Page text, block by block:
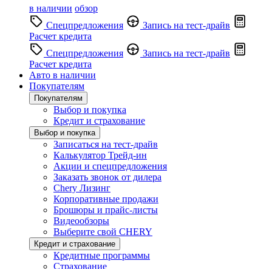
в наличии обзор
Спецпредложения
Запись на тест-драйв
Расчет кредита
Спецпредложения
Запись на тест-драйв
Расчет кредита
Авто в наличии
Покупателям
Покупателям
Выбор и покупка
Кредит и страхование
Выбор и покупка
Записаться на тест-драйв
Калькулятор Трейд-ин
Акции и спецпредложения
Заказать звонок от дилера
Chery Лизинг
Корпоративные продажи
Брошюры и прайс-листы
Видеообзоры
Выберите свой CHERY
Кредит и страхование
Кредитные программы
Страхование